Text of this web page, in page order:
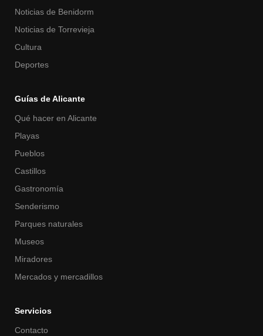
Noticias de Benidorm
Noticias de Torrevieja
Cultura
Deportes
Guías de Alicante
Qué hacer en Alicante
Playas
Pueblos
Castillos
Gastronomía
Senderismo
Parques naturales
Museos
Miradores
Mercados y mercadillos
Servicios
Contacto